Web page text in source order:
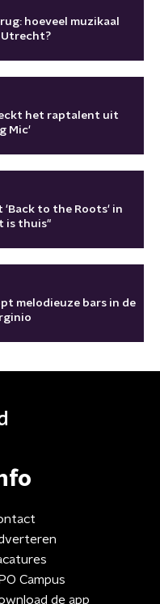
hoeveel muzikaal
het raptalent uit
Mic'
'Back to the Roots' in
is thuis"
melodieuze bars in de
Campus
de app